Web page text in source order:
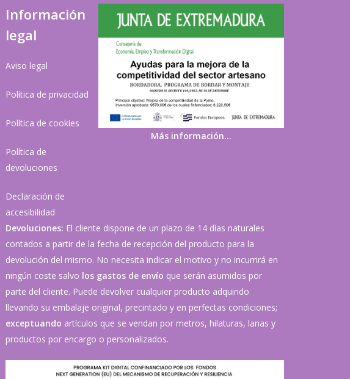
Información
legal
Aviso legal
Política de privacidad
Política de cookies
Política de
devoluciones
Declaración de
accesibilidad
Más información…
Devoluciones: El cliente dispone de un plazo de 14 días naturales
contados a partir de la fecha de recepción del producto para la
devolución del mismo. No necesita indicar el motivo y no incurrirá en
ningún coste salvo los gastos de envío que serán asumidos por
parte del cliente. Puede devolver cualquier producto adquirido
llevando su embalaje original, precintado y en perfectas condiciones;
exceptuando artículos que se vendan por metros, hilaturas, lanas y
productos por encargo o personalizados.